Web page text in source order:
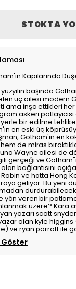
STOKTA
Kapılarında
başında
üç ailesi modern
ama inşa ettikleri her
askeri
bir edilme
en eski üç
Gotham'ın en
de miras
Wayne ailesi de
gerçeği ve
bağlantısını
ve hatta Hong
geliyor. Bu yeni
veren bir
üzere? Kara
yazarı scott
olan kyle higgins
ve ryan parrott ile
Göster